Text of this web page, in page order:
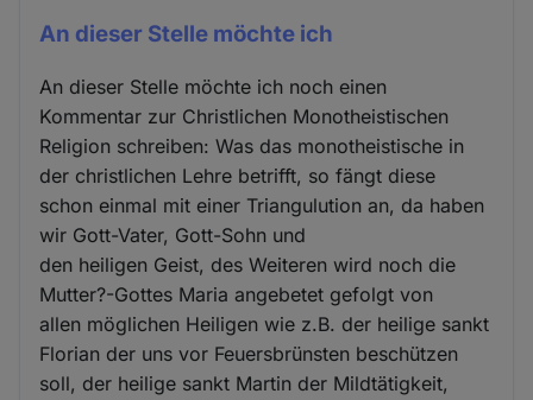
An dieser Stelle möchte ich
An dieser Stelle möchte ich noch einen
Kommentar zur Christlichen Monotheistischen
Religion schreiben: Was das monotheistische in
der christlichen Lehre betrifft, so fängt diese
schon einmal mit einer Triangulution an, da haben
wir Gott-Vater, Gott-Sohn und
den heiligen Geist, des Weiteren wird noch die
Mutter?-Gottes Maria angebetet gefolgt von
allen möglichen Heiligen wie z.B. der heilige sankt
Florian der uns vor Feuersbrünsten beschützen
soll, der heilige sankt Martin der Mildtätigkeit,